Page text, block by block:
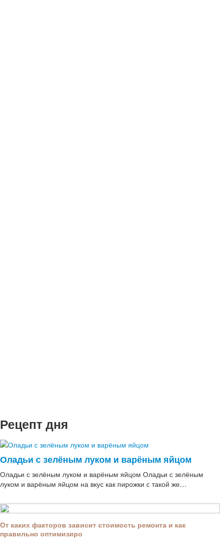
Рецепт дня
Оладьи с зелёным луком и варёным яйцом
Оладьи с зелёным луком и варёным яйцом Оладьи с зелёным
луком и варёным яйцом на вкус как пирожки с такой же…
От каких факторов зависит стоимость ремонта и как
правильно оптимизиро